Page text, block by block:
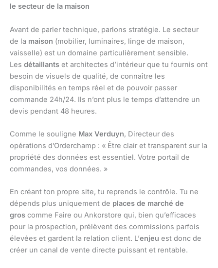
le secteur de la maison
Avant de parler technique, parlons stratégie. Le secteur
de la maison (mobilier, luminaires, linge de maison,
vaisselle) est un domaine particulièrement sensible.
Les détaillants et architectes d’intérieur que tu fournis ont
besoin de visuels de qualité, de connaître les
disponibilités en temps réel et de pouvoir passer
commande 24h/24. Ils n’ont plus le temps d’attendre un
devis pendant 48 heures.
Comme le souligne Max Verduyn, Directeur des
opérations d’Orderchamp : « Être clair et transparent sur la
propriété des données est essentiel. Votre portail de
commandes, vos données. »
En créant ton propre site, tu reprends le contrôle. Tu ne
dépends plus uniquement de places de marché de
gros comme Faire ou Ankorstore qui, bien qu’efficaces
pour la prospection, prélèvent des commissions parfois
élevées et gardent la relation client. L’enjeu est donc de
créer un canal de vente directe puissant et rentable.